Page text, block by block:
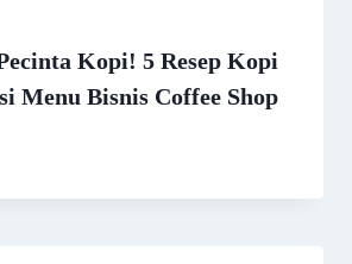
Kopi! 5 Resep Kopi
Menu Bisnis Coffee Shop